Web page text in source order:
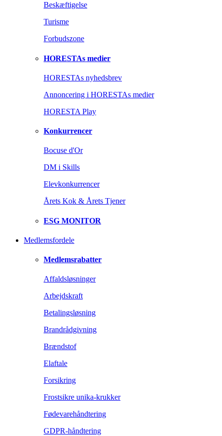
Beskæftigelse
Turisme
Forbudszone
HORESTAs medier
HORESTAs nyhedsbrev
Annoncering i HORESTAs medier
HORESTA Play
Konkurrencer
Bocuse d'Or
DM i Skills
Elevkonkurrencer
Årets Kok & Årets Tjener
ESG MONITOR
Medlemsfordele
Medlemsrabatter
Affaldsløsninger
Arbejdskraft
Betalingsløsning
Brandrådgivning
Brændstof
Elaftale
Forsikring
Frostsikre unika-krukker
Fødevarehåndtering
GDPR-håndtering